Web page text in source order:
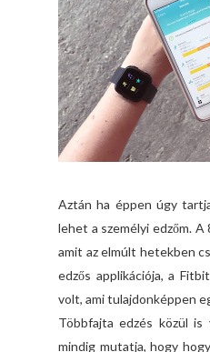
Aztán ha éppen úgy
lehet a személyi edzőm.
amit az elmúlt hetekben
edzős applikációja, a
volt, ami tulajdonképpen
Többfajta edzés közül is
mindig mutatja, hogy